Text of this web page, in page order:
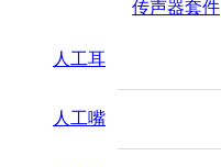
传声器套件
人工耳
人工嘴